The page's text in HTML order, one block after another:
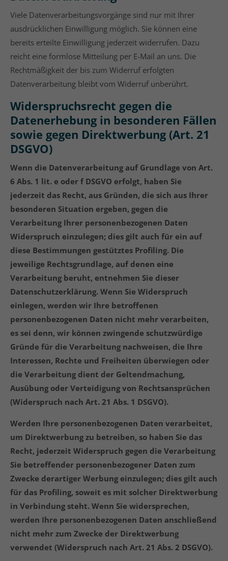
Viele Datenverarbeitungsvorgänge sind nur mit Ihrer
ausdrücklichen Einwilligung möglich. Sie können eine
bereits erteilte Einwilligung jederzeit widerrufen. Dazu
reicht eine formlose Mitteilung per E-Mail an uns. Die
Rechtmäßigkeit der bis zum Widerruf erfolgten
Datenverarbeitung bleibt vom Widerruf unberührt.
Widerspruchsrecht gegen die
Datenerhebung in besonderen Fällen
sowie gegen Direktwerbung (Art. 21
DSGVO)
Wenn die Datenverarbeitung auf Grundlage von Art.
6 Abs. 1 lit. e oder f DSGVO erfolgt, haben Sie
jederzeit das Recht, aus Gründen, die sich aus Ihrer
besonderen Situation ergeben, gegen die
Verarbeitung Ihrer personenbezogenen Daten
Widerspruch einzulegen; dies gilt auch für ein auf
diese Bestimmungen gestütztes Profiling. Die
jeweilige Rechtsgrundlage, auf denen eine
Verarbeitung beruht, entnehmen Sie dieser
Datenschutzerklärung. Wenn Sie Widerspruch
einlegen, werden wir Ihre betroffenen
personenbezogenen Daten nicht mehr verarbeiten,
es sei denn, wir können zwingende schutzwürdige
Gründe für die Verarbeitung nachweisen, die Ihre
Interessen, Rechte und Freiheiten überwiegen oder
die Verarbeitung dient der Geltendmachung,
Ausübung oder Verteidigung von Rechtsansprüchen
(Widerspruch nach Art. 21 Abs. 1 DSGVO).
Werden Ihre personenbezogenen Daten verarbeitet,
um Direktwerbung zu betreiben, so haben Sie das
Recht, jederzeit Widerspruch gegen die Verarbeitung
Sie betreffender personenbezogener Daten zum
Zwecke derartiger Werbung einzulegen; dies gilt auch
für das Profiling, soweit es mit solcher Direktwerbung
in Verbindung steht. Wenn Sie widersprechen,
werden Ihre personenbezogenen Daten anschließend
nicht mehr zum Zwecke der Direktwerbung
verwendet (Widerspruch nach Art. 21 Abs. 2 DSGVO).